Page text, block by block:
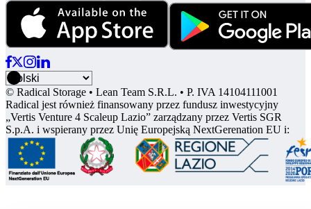
© Radical Storage • Lean Team S.R.L. • P. IVA 14104111001
Radical jest również finansowany przez fundusz inwestycyjny
„Vertis Venture 4 Scaleup Lazio” zarządzany przez Vertis SGR
S.p.A. i wspierany przez Unię Europejską NextGerenation EU i: